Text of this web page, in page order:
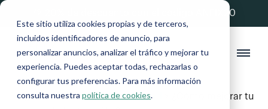
Este sitio utiliza cookies propias y de terceros,
incluidos identificadores de anuncio, para
personalizar anuncios, analizar el tráfico y mejorar tu
experiencia. Puedes aceptar todas, rechazarlas o
configurar tus preferencias. Para más información
consulta nuestra política de cookies.
💚 20% de descuento con el código ANFIX20
Blog >Facturación y Contabilidad
¿Cómo mejorar tu